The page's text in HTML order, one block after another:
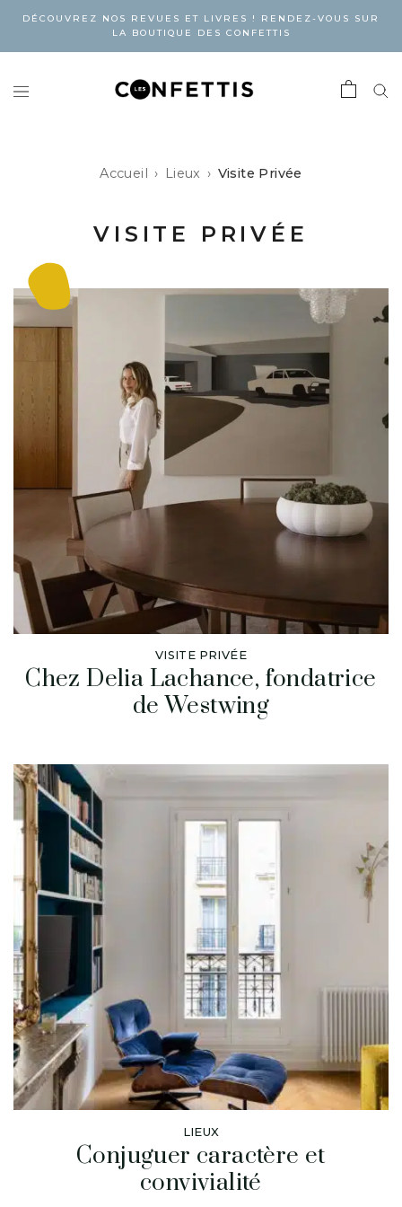
DÉCOUVREZ NOS REVUES ET LIVRES ! RENDEZ-VOUS SUR
LA BOUTIQUE DES CONFETTIS
Accueil Lieux Visite Privée
VISITE PRIVÉE
VISITE PRIVÉE
Chez Delia Lachance, fondatrice
de Westwing
LIEUX
Conjuguer caractère et
convivialité